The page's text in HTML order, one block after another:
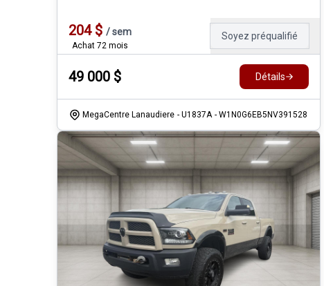
204$ /sem
Achat 72 mois
Soyez préqualifié
49 000 $ Détails
MegaCentre Lanaudiere - U1837A - W1N0G6EB5NV391528